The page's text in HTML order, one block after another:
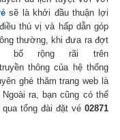
sẽ là khởi đầu thuận lợi
thú vị và hấp dẫn góp
thường, khi đưa ra đợt
bố rộng rãi trên
thông của hệ thống
ghé thăm trang web là
ra, bạn cũng có thể
tổng đài đặt vé 02871